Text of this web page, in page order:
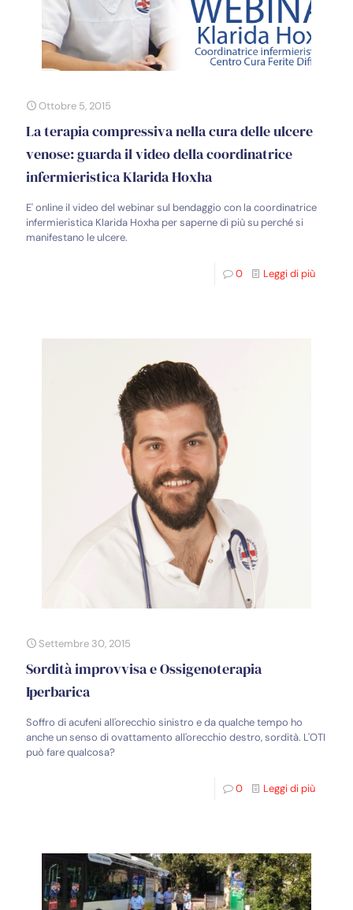
Ottobre 5, 2015
La terapia compressiva nella cura delle ulcere
venose: guarda il video della coordinatrice
infermieristica Klarida Hoxha
E' online il video del webinar sul bendaggio con la coordinatrice
infermieristica Klarida Hoxha per saperne di più su perché si
manifestano le ulcere.
0 Leggi di più
Settembre 30, 2015
Sordità improvvisa e Ossigenoterapia
Iperbarica
Soffro di acufeni all'orecchio sinistro e da qualche tempo ho
anche un senso di ovattamento all'orecchio destro, sordità. L'OTI
può fare qualcosa?
0 Leggi di più